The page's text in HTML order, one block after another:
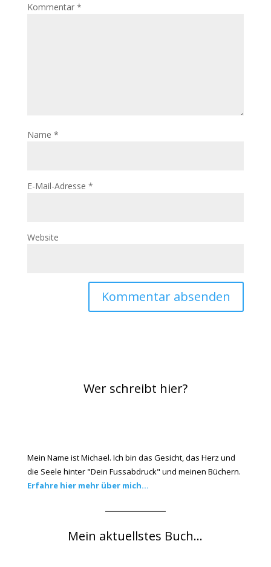
Kommentar *
Name *
E-Mail-Adresse *
Website
Wer schreibt hier?
Mein Name ist Michael. Ich bin das Gesicht, das Herz und
die Seele hinter "Dein Fussabdruck" und meinen Büchern.
Erfahre hier mehr über mich...
Mein aktuellstes Buch...